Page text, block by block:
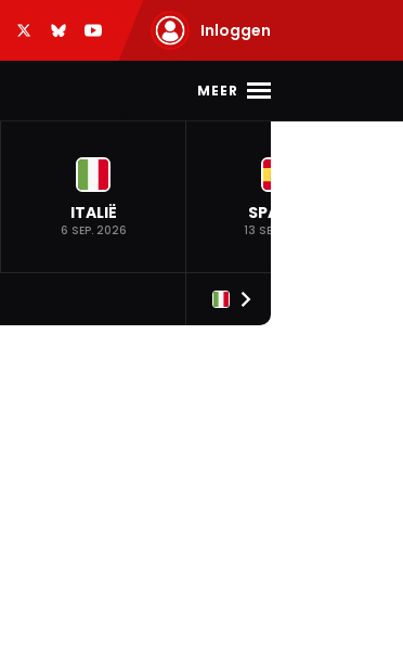
Inloggen
MEER
ITALIË
6 SEP. 2026
SPANJE
13 SEP. 2026